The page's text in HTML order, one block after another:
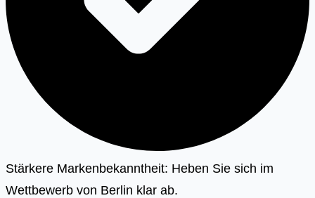
Stärkere Markenbekanntheit: Heben Sie sich im
Wettbewerb von Berlin klar ab.